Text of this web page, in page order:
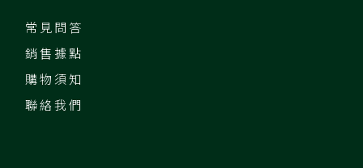
常見問答
銷售據點
購物須知
聯絡我們